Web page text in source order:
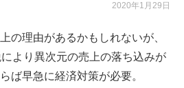
2020年1月29日
の理由があるかもしれないが、
より異次元の売上の落ち込みが
ば早急に経済対策が必要。